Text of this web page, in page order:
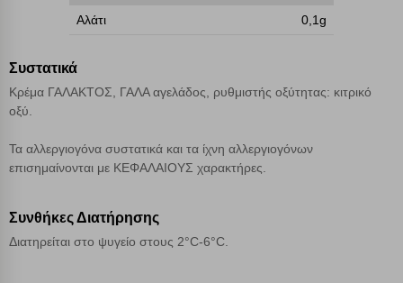
Αλάτι
0,1g
Συστατικά
Κρέμα ΓΑΛΑΚΤΟΣ, ΓΑΛΑ αγελάδος, ρυθμιστής οξύτητας: κιτρικό
οξύ.
Τα αλλεργιογόνα συστατικά και τα ίχνη αλλεργιογόνων
επισημαίνονται με ΚΕΦΑΛΑΙΟΥΣ χαρακτήρες.
Συνθήκες Διατήρησης
Διατηρείται στο ψυγείο στους 2°C-6°C.